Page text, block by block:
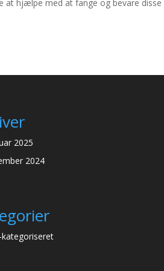
at hjælpe med at fange og bevare
2025
2024
kategoriseret